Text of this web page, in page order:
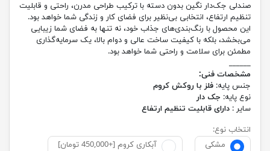
صندلی جک‌دار نگین بدون دسته با ترکیب طراحی مدرن، راحتی و قابلیت
تنظیم ارتفاع، انتخابی بی‌نظیر برای فضای کار و زندگی شما خواهد بود.
این محصول با رنگ‌بندی‌های جذاب خود، نه تنها به فضای شما زیبایی
می‌بخشد، بلکه با کیفیت ساخت عالی و دوام بالا، یک سرمایه‌گذاری
مطمئن برای سلامت و راحتی شما خواهد بود.
______
مشخصات فنی:
جنس پایه: فلز با روکش کروم
نوع پایه: جک دار
سایر : دارای قابلیت تنظیم ارتفاع
انتخاب نوع:
مشکی
آبکاری کروم [+450,000 تومان]